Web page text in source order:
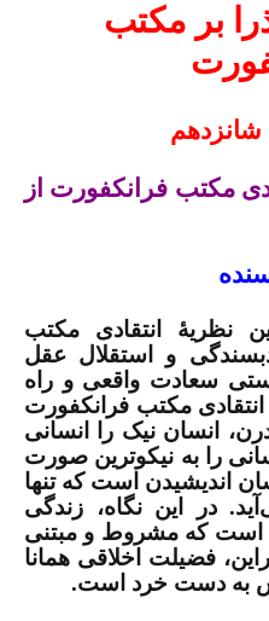
بر مکتب
شانزدهم
مکتب فرانکفورت از
نظریۀ انتقادی مکتب
و استقلال عقل
سعادت واقعی و راه
مکتب فرانکفورت
انسان نیک را انسانی
را به نیکوترین صورت
اندیشیدن است که تنها
در این نگاه، زندگی
است که مشروط و مبتنی
فضیلت اخلاقی همانا
به دست خرد است.